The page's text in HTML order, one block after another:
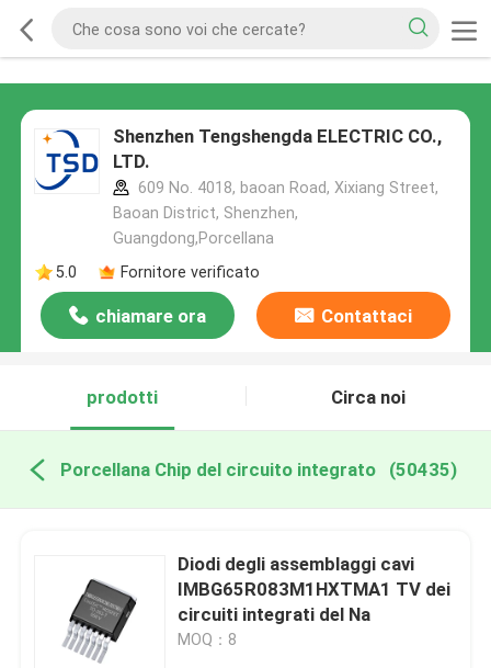
Shenzhen Tengshengda ELECTRIC CO.,
LTD.
609 No. 4018, baoan Road, Xixiang Street,
Baoan District, Shenzhen,
Guangdong,Porcellana
5.0
Fornitore verificato
chiamare ora Contattaci
prodotti Circa noi
Porcellana Chip del circuito integrato (50435)
Diodi degli assemblaggi cavi
IMBG65R083M1HXTMA1 TV dei
circuiti integrati del Na
MOQ：8